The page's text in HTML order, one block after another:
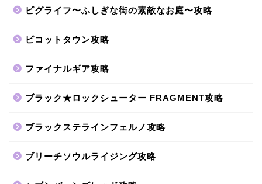
ピグライフ〜ふしぎな街の素敵なお庭〜攻略
ピコットタウン攻略
ファイナルギア攻略
ブラック★ロックシューター FRAGMENT攻略
ブラックステラインフェルノ攻略
ブリーチソウルライジング攻略